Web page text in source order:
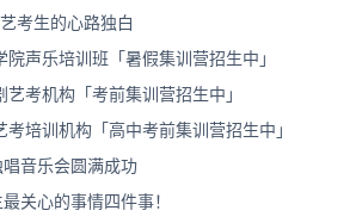
考生的心路独白
声乐培训班「暑假集训营招生中」
考机构「考前集训营招生中」
培训机构「高中考前集训营招生中」
音乐会圆满成功
关心的事情四件事！